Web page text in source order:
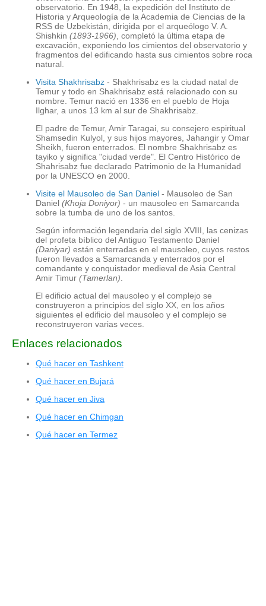
observatorio. En 1948, la expedición del Instituto de
Historia y Arqueología de la Academia de Ciencias de la
RSS de Uzbekistán, dirigida por el arqueólogo V. A.
Shishkin (1893-1966) , completó la última etapa de
excavación, exponiendo los cimientos del observatorio y
fragmentos del edificando hasta sus cimientos sobre roca
natural.
Visita Shakhrisabz - Shakhrisabz es la ciudad natal de
Temur y todo en Shakhrisabz está relacionado con su
nombre. Temur nació en 1336 en el pueblo de Hoja
Ilghar, a unos 13 km al sur de Shakhrisabz.
El padre de Temur, Amir Taragai, su consejero espiritual
Shamsedin Kulyol, y sus hijos mayores, Jahangir y Omar
Sheikh, fueron enterrados. El nombre Shakhrisabz es
tayiko y significa "ciudad verde". El Centro Histórico de
Shahrisabz fue declarado Patrimonio de la Humanidad
por la UNESCO en 2000.
Visite el Mausoleo de San Daniel - Mausoleo de San
Daniel (Khoja Doniyor) - un mausoleo en Samarcanda
sobre la tumba de uno de los santos.
Según información legendaria del siglo XVIII, las cenizas
del profeta bíblico del Antiguo Testamento Daniel
(Daniyar) están enterradas en el mausoleo, cuyos restos
fueron llevados a Samarcanda y enterrados por el
comandante y conquistador medieval de Asia Central
Amir Timur (Tamerlan)
El edificio actual del mausoleo y el complejo se
construyeron a principios del siglo XX, en los años
siguientes el edificio del mausoleo y el complejo se
reconstruyeron varias veces.
Enlaces relacionados
Qué hacer en Tashkent
Qué hacer en Bujará
Qué hacer en Jiva
Qué hacer en Chimgan
Qué hacer en Termez